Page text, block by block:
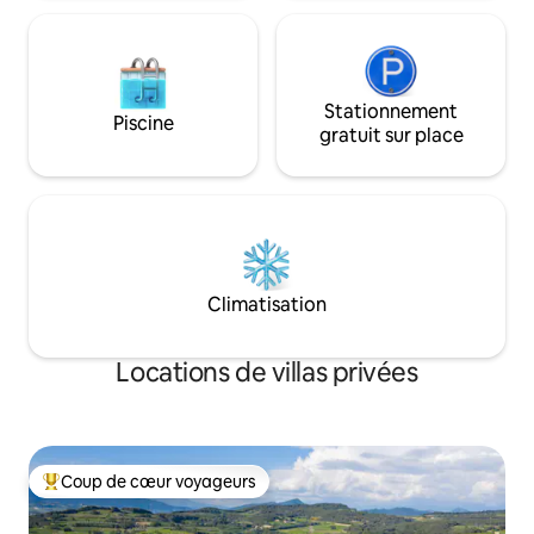
Piscine
Stationnement
gratuit sur place
Climatisation
Locations de villas privées
Coups de cœur voyageurs les plus appréciés
Coup de cœur voyageurs